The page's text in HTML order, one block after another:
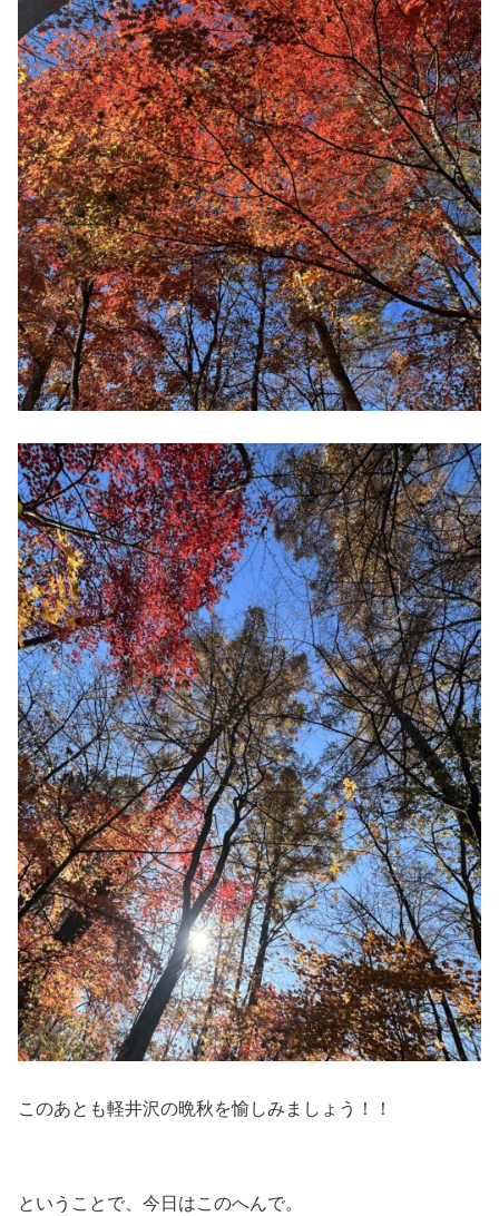
このあとも軽井沢の晩秋を愉しみましょう！！
ということで、今日はこのへんで。